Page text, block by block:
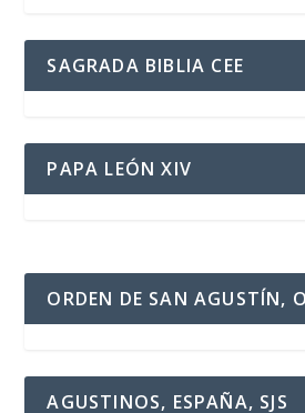
SAGRADA BIBLIA CEE
PAPA LEÓN XIV
ORDEN DE SAN AGUSTÍN,
AGUSTINOS, ESPAÑA, SJS